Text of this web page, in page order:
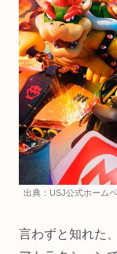
出典：USJ公式ホーム
言わずと知れた